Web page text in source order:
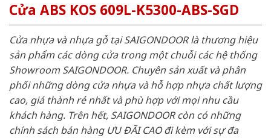
Cửa ABS KOS 609L-K5300-ABS-SGD
Cửa nhựa và nhựa gỗ tại SAIGONDOOR là thương hiệu
sản phẩm các dòng cửa trong một chuỗi các hệ thống
Showroom SAIGONDOOR. Chuyên sản xuất và phân
phối những dòng cửa nhựa và hỗ hợp nhựa chất lượng
cao, giá thành rẻ nhất và phù hợp với mọi nhu cầu
khách hàng. Trên hết, SAIGONDOOR còn có những
chính sách bán hàng ƯU ĐÃI CAO đi kèm với sự đa